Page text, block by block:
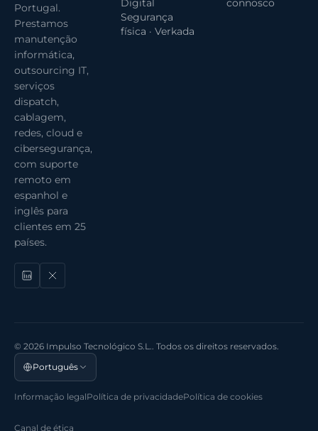
Portugal.
Prestamos
manutenção
informática,
outsourcing IT,
serviços
dispatch,
cablagem,
redes, cloud e
cibersegurança,
com suporte
remoto em
espanhol e
inglês para
clientes em 25
países.
Digital
Segurança
física · Verkada
connosco
© 2026 Impulso Tecnológico S.L.. Todos os direitos reservados.
Português
Informação legalPolítica de privacidadePolítica de cookies
Canal de ética